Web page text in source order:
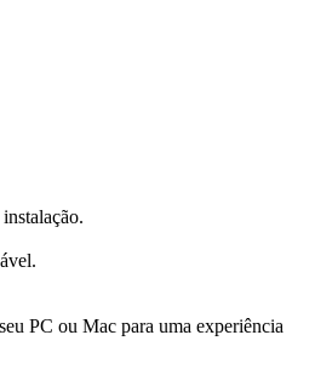
PC ou Mac para uma experiência